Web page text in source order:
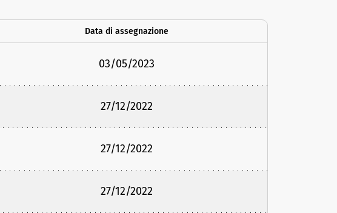
Data di assegnazione
03/05/2023
27/12/2022
27/12/2022
27/12/2022